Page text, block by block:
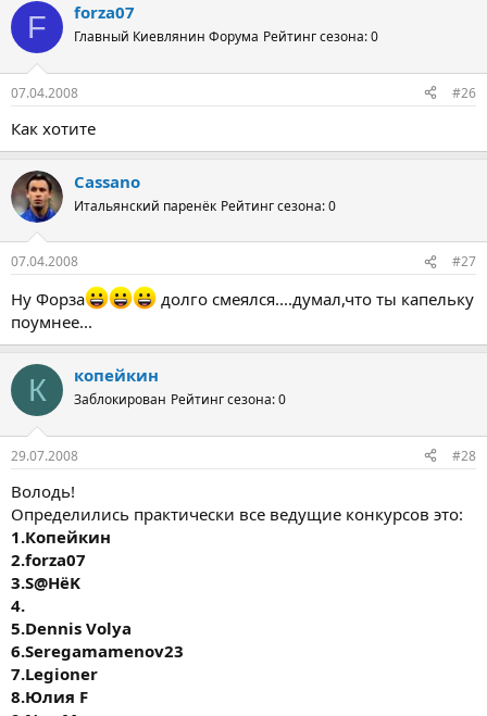
F forza07
Главный Киевлянин Форума Рейтинг сезона: 0
07.04.2008 #26
Как хотите
Cassano
Итальянский паренёк Рейтинг сезона: 0
07.04.2008 #27
Ну Форза
долго смеялся....думал,что ты капельку
поумнее...
К копейкин
Заблокирован Рейтинг сезона: 0
29.07.2008 #28
Володь!
Определились практически все ведущие конкурсов это:
1.Копейкин
2.forza07
3.S@HёK
4.
5.Dennis Volya
6.Seregamamenov23
7.Legioner
8.Юлия F